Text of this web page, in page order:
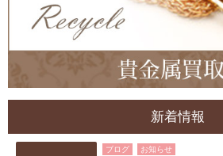
新着情報
ブログ
お知らせ